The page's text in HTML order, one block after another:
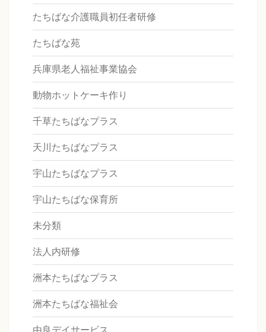
たちばな介護職員初任者研修
たちばな苑
兵庫県老人福祉事業協会
動物ホットケーキ作り
千草たちばなプラス
天川たちばなプラス
宇山たちばなプラス
宇山たちばな保育所
未分類
法人内研修
洲本たちばなプラス
洲本たちばな福祉会